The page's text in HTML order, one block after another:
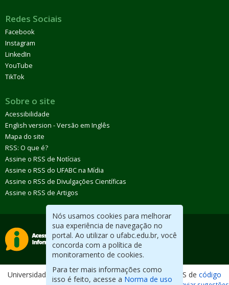
Nós usamos cookies para melhorar
sua experiência de navegação no
portal. Ao utilizar o ufabc.edu.br, você
concorda com a política de
monitoramento de cookies.
Para ter mais informações como
isso é feito, acesse a Norma de uso
Redes Sociais
Facebook
Instagram
LinkedIn
YouTube
TikTok
Sobre o site
Acessibilidade
English version - Versão em Inglês
Mapa do site
RSS: O que é?
Assine o RSS de Notícias
Assine o RSS do UFABC na Mídia
Assine o RSS de Divulgações Científicas
Assine o RSS de Artigos
Universidade Federal do ABC. Desenvolvido com CMS de código